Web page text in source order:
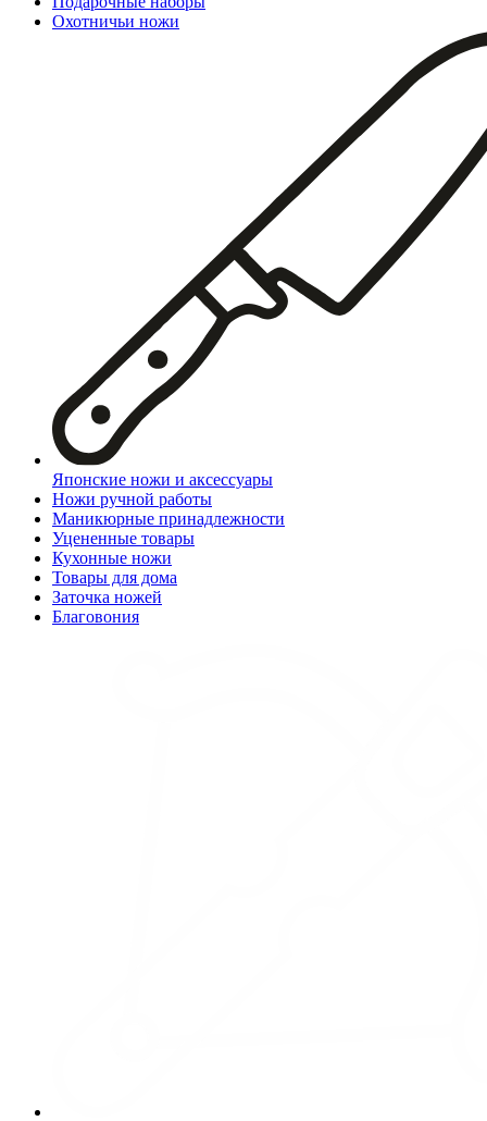
Охотничьи ножи
Японские ножи и аксессуары
Ножи ручной работы
Маникюрные принадлежности
Уцененные товары
Кухонные ножи
Товары для дома
Заточка ножей
Благовония